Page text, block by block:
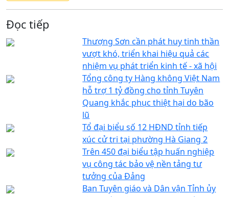
Đọc tiếp
Thượng Sơn cần phát huy tinh thần
vượt khó, triển khai hiệu quả các
nhiệm vụ phát triển kinh tế - xã hội
Tổng công ty Hàng không Việt Nam
hỗ trợ 1 tỷ đồng cho tỉnh Tuyên
Quang khắc phục thiệt hại do bão
lũ
Tổ đại biểu số 12 HĐND tỉnh tiếp
xúc cử tri tại phường Hà Giang 2
Trên 450 đại biểu tập huấn nghiệp
vụ công tác bảo vệ nền tảng tư
tưởng của Đảng
Ban Tuyên giáo và Dân vận Tỉnh ủy